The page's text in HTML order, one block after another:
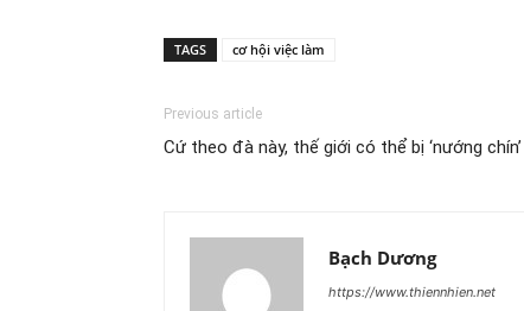
TAGS cơ hội việc làm
Previous article
Cứ theo đà này, thế giới có thể bị ‘nướng chín’
Bạch Dương
https://www.thiennhien.net